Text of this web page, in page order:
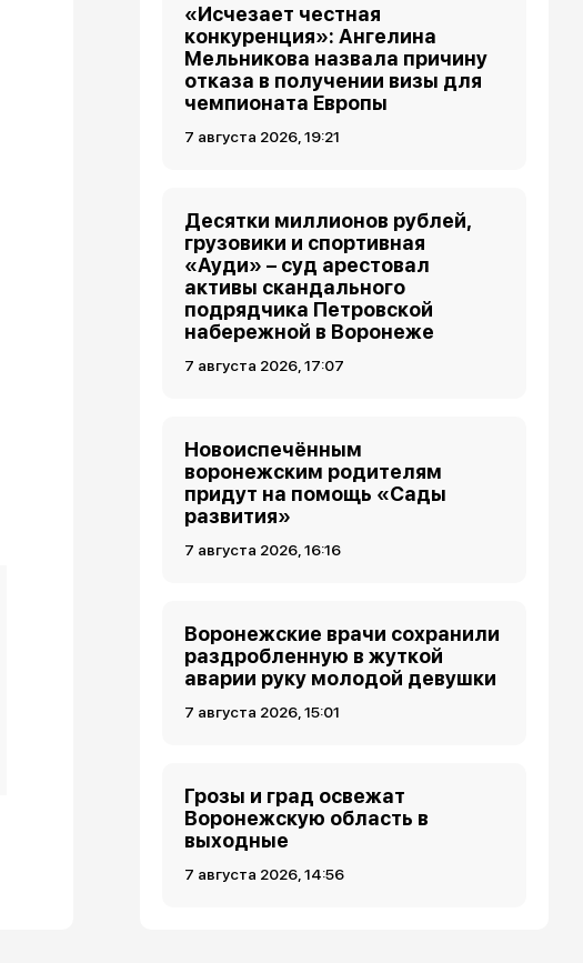
«Исчезает честная
конкуренция»: Ангелина
Мельникова назвала причину
отказа в получении визы для
чемпионата Европы
7 августа 2026, 19:21
Десятки миллионов рублей,
грузовики и спортивная
«Ауди» – суд арестовал
активы скандального
подрядчика Петровской
набережной в Воронеже
7 августа 2026, 17:07
Новоиспечённым
воронежским родителям
придут на помощь «Сады
развития»
7 августа 2026, 16:16
Воронежские врачи сохранили
раздробленную в жуткой
аварии руку молодой девушки
7 августа 2026, 15:01
Грозы и град освежат
Воронежскую область в
выходные
7 августа 2026, 14:56